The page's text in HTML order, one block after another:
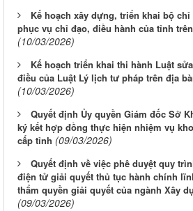
Kế hoạch xây dựng, triển khai bộ
phục vụ chỉ đạo, điều hành của tỉnh
(10/03/2026)
Kế hoạch triển khai thi hành Luật
điều của Luật Lý lịch tư pháp trên địa
(10/03/2026)
Quyết định Ủy quyền Giám đốc Sở
ký kết hợp đồng thực hiện nhiệm vụ
cấp tỉnh (09/03/2026)
Quyết định về việc phê duyệt quy
điện tử giải quyết thủ tục hành chính
thẩm quyền giải quyết của ngành Xây
(09/03/2026)